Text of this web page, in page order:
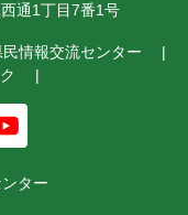
通1丁目7番1号
情報交流センター
ター